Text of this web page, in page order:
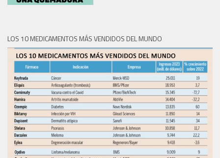
LOS 10 MEDICAMENTOS MÁS VENDIDOS DEL MUNDO